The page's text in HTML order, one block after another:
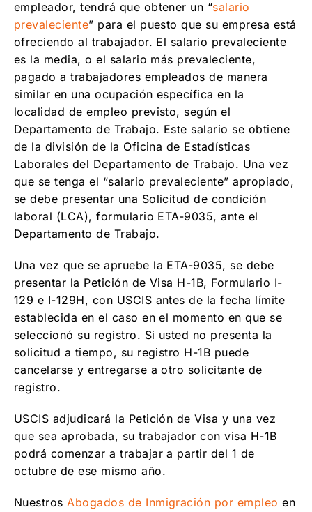
empleador, tendrá que obtener un “salario
prevaleciente” para el puesto que su empresa está
ofreciendo al trabajador. El salario prevaleciente
es la media, o el salario más prevaleciente,
pagado a trabajadores empleados de manera
similar en una ocupación específica en la
localidad de empleo previsto, según el
Departamento de Trabajo. Este salario se obtiene
de la división de la Oficina de Estadísticas
Laborales del Departamento de Trabajo. Una vez
que se tenga el “salario prevaleciente” apropiado,
se debe presentar una Solicitud de condición
laboral (LCA), formulario ETA-9035, ante el
Departamento de Trabajo.
Una vez que se apruebe la ETA-9035, se debe
presentar la Petición de Visa H-1B, Formulario I-
129 e I-129H, con USCIS antes de la fecha límite
establecida en el caso en el momento en que se
seleccionó su registro. Si usted no presenta la
solicitud a tiempo, su registro H-1B puede
cancelarse y entregarse a otro solicitante de
registro.
USCIS adjudicará la Petición de Visa y una vez
que sea aprobada, su trabajador con visa H-1B
podrá comenzar a trabajar a partir del 1 de
octubre de ese mismo año.
NuestrosAbogados de Inmigración por empleoen